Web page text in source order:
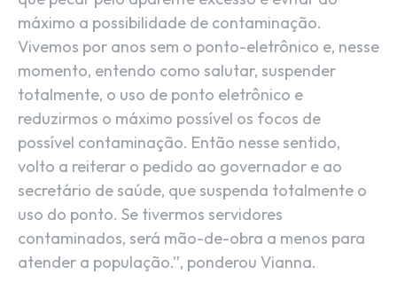
máximo a possibilidade de contaminação.
Vivemos por anos sem o ponto-eletrônico e, nesse
momento, entendo como salutar, suspender
totalmente, o uso de ponto eletrônico e
reduzirmos o máximo possível os focos de
possível contaminação. Então nesse sentido,
volto a reiterar o pedido ao governador e ao
secretário de saúde, que suspenda totalmente o
uso do ponto. Se tivermos servidores
contaminados, será mão-de-obra a menos para
atender a população.”, ponderou Vianna.